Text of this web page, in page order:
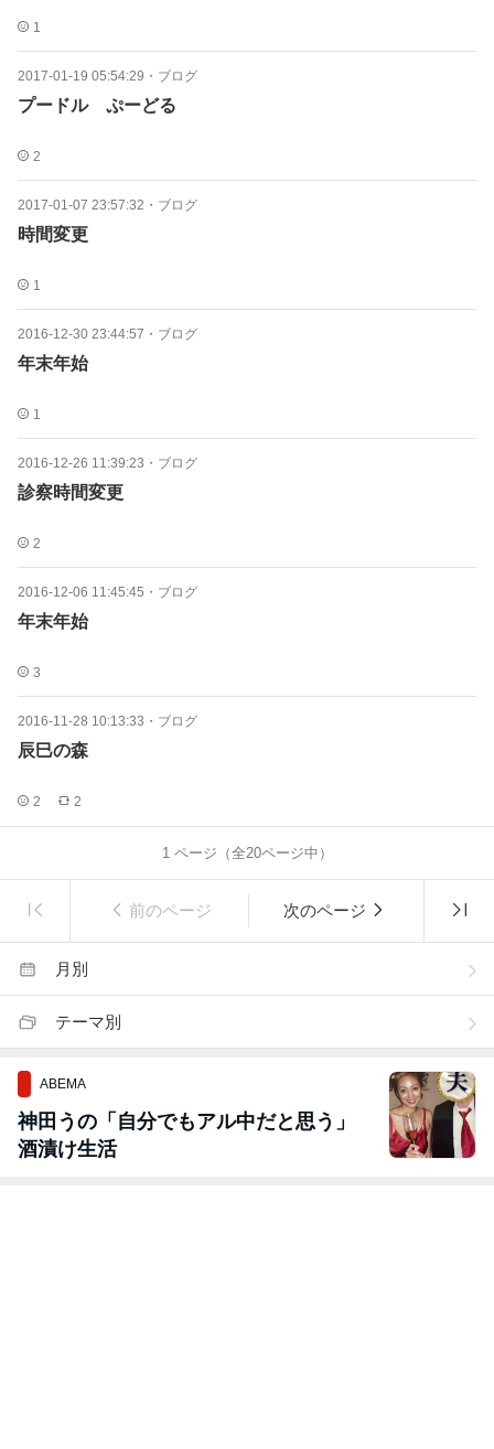
1
2017-01-19 05:54:29 ・ ブログ
プードル ぷーどる
2
2017-01-07 23:57:32 ・ ブログ
時間変更
1
2016-12-30 23:44:57 ・ ブログ
年末年始
1
2016-12-26 11:39:23 ・ ブログ
診察時間変更
2
2016-12-06 11:45:45 ・ ブログ
年末年始
3
2016-11-28 10:13:33 ・ ブログ
辰巳の森
2 2
1ページ（全20ページ中）
前のページ 次のページ
月別
テーマ別
ABEMA
神田うの「自分でもアル中だと思う」
酒漬け生活